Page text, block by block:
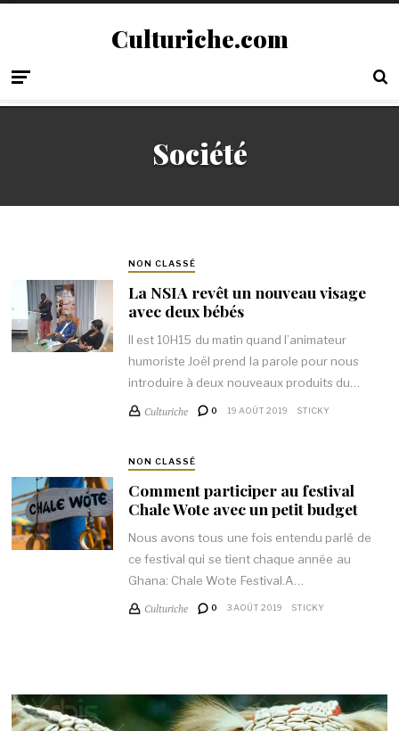
Culturiche.com
Société
NON CLASSÉ
La NSIA revêt un nouveau visage
avec deux bébés
Il est 10H15 du matin quand l’animateur
humoriste Joël prend la parole pour nous
introduire à deux nouveaux produits du…
Culturiche 0 19 AOÛT 2019 STICKY
NON CLASSÉ
Comment participer au festival
Chale Wote avec un petit budget
Nous avons tous une fois entendu parlé de
ce festival qui se tient chaque année au
Ghana: Chale Wote Festival.A…
Culturiche 0 3 AOÛT 2019 STICKY